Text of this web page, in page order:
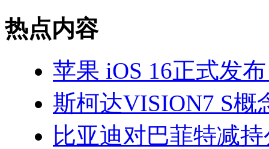
热点内容
苹果 iOS 16正式发
斯柯达VISION7 S概
比亚迪对巴菲特减